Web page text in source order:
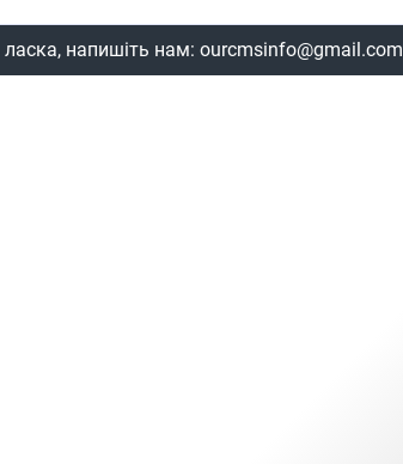
напишіть нам: ourcmsinfo@gmail.com